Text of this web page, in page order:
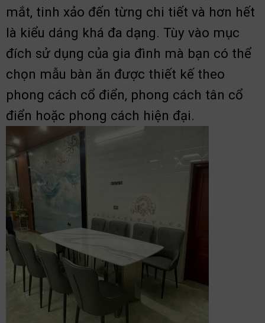
mắt, tinh xảo đến từng chi tiết và hơn hết
là kiểu dáng khá đa dạng. Tùy vào mục
đích sử dụng của gia đình mà bạn có thể
chọn mẫu bàn ăn được thiết kế theo
phong cách cổ điển, phong cách tân cổ
điển hoặc phong cách hiện đại.